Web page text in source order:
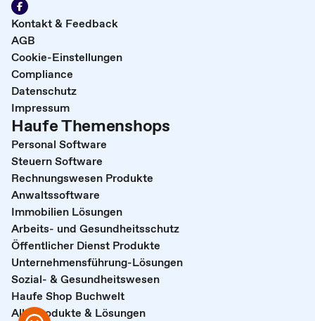
Kontakt & Feedback
AGB
Cookie-Einstellungen
Compliance
Datenschutz
Impressum
Haufe Themenshops
Personal Software
Steuern Software
Rechnungswesen Produkte
Anwaltssoftware
Immobilien Lösungen
Arbeits- und Gesundheitsschutz
Öffentlicher Dienst Produkte
Unternehmensführung-Lösungen
Sozial- & Gesundheitswesen
Haufe Shop Buchwelt
Alle Produkte & Lösungen